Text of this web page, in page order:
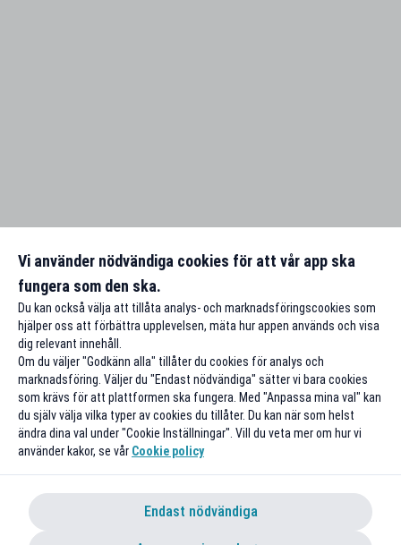
Vi använder nödvändiga cookies för att vår app ska
fungera som den ska.
Du kan också välja att tillåta analys- och marknadsföringscookies som
hjälper oss att förbättra upplevelsen, mäta hur appen används och visa
dig relevant innehåll.
Om du väljer "Godkänn alla" tillåter du cookies för analys och
marknadsföring. Väljer du "Endast nödvändiga" sätter vi bara cookies
som krävs för att plattformen ska fungera. Med "Anpassa mina val" kan
du själv välja vilka typer av cookies du tillåter. Du kan när som helst
ändra dina val under "Cookie Inställningar". Vill du veta mer om hur vi
använder kakor, se vår Cookie policy
Endast nödvändiga